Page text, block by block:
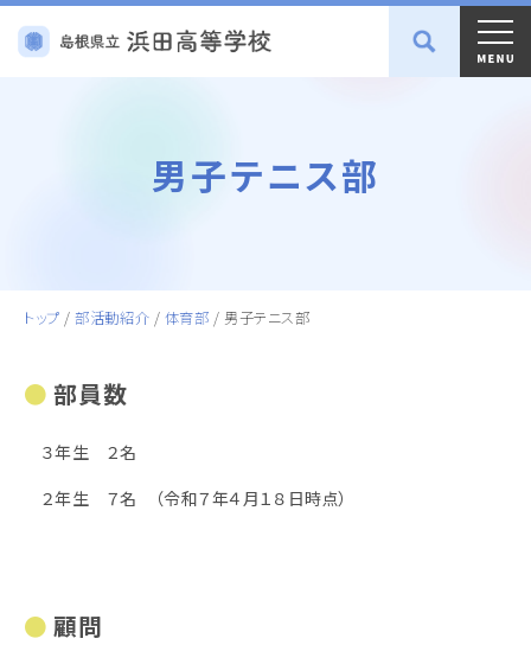
男子テニス部
トップ /部活動紹介 / 体育部 / 男子テニス部
部員数
３年生 ２名
２年生 ７名 （令和７年４月１８日時点）
顧問